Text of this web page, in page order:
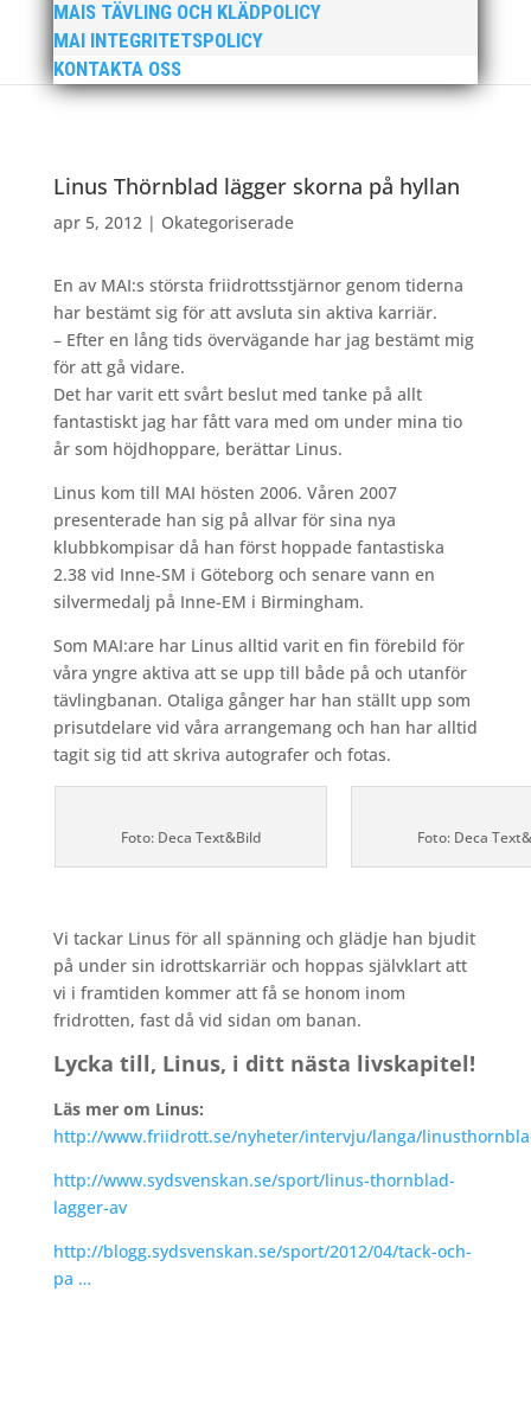
MAIS TÄVLING OCH KLÄDPOLICY
MAI INTEGRITETSPOLICY
KONTAKTA OSS
Linus Thörnblad lägger skorna på hyllan
apr 5, 2012| Okategoriserade
En av MAI:s största friidrottsstjärnor genom tiderna
har bestämt sig för att avsluta sin aktiva karriär.
– Efter en lång tids övervägande har jag bestämt mig
för att gå vidare.
Det har varit ett svårt beslut med tanke på allt
fantastiskt jag har fått vara med om under mina tio
år som höjdhoppare, berättar Linus.
Linus kom till MAI hösten 2006. Våren 2007
presenterade han sig på allvar för sina nya
klubbkompisar då han först hoppade fantastiska
2.38 vid Inne-SM i Göteborg och senare vann en
silvermedalj på Inne-EM i Birmingham.
Som MAI:are har Linus alltid varit en fin förebild för
våra yngre aktiva att se upp till både på och utanför
tävlingbanan. Otaliga gånger har han ställt upp som
prisutdelare vid våra arrangemang och han har alltid
tagit sig tid att skriva autografer och fotas.
Foto: Deca Text&Bild Foto: Deca
Vi tackar Linus för all spänning och glädje han bjudit
på under sin idrottskarriär och hoppas självklart att
vi i framtiden kommer att få se honom inom
fridrotten, fast då vid sidan om banan.
Lycka till, Linus, i ditt nästa livskapitel!
Läs mer om Linus:
http://www.friidrott.se/nyheter/intervju/langa/
http://www.sydsvenskan.se/sport/linus-thornblad-
lagger-av
http://blogg.sydsvenskan.se/sport/2012/04/tack-och-
pa …